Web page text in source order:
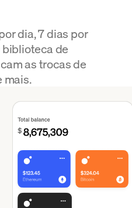
dia, 7 dias por
biblioteca de
as trocas de
mais.